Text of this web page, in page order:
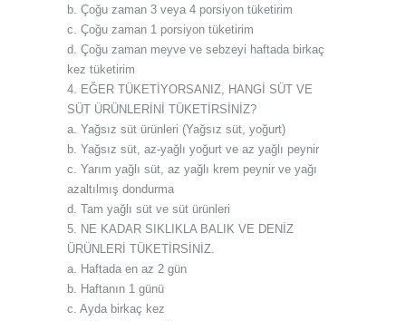
b. Çoğu zaman 3 veya 4 porsiyon tüketirim
c. Çoğu zaman 1 porsiyon tüketirim
d. Çoğu zaman meyve ve sebzeyi haftada birkaç
kez tüketirim
4. EĞER TÜKETİYORSANIZ, HANGİ SÜT VE
SÜT ÜRÜNLERİNİ TÜKETİRSİNİZ?
a. Yağsız süt ürünleri (Yağsız süt, yoğurt)
b. Yağsız süt, az-yağlı yoğurt ve az yağlı peynir
c. Yarım yağlı süt, az yağlı krem peynir ve yağı
azaltılmış dondurma
d. Tam yağlı süt ve süt ürünleri
5. NE KADAR SIKLIKLA BALIK VE DENİZ
ÜRÜNLERİ TÜKETİRSİNİZ.
a. Haftada en az 2 gün
b. Haftanın 1 günü
c. Ayda birkaç kez